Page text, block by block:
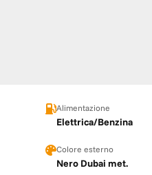
Alimentazione
Elettrica/Benzina
Colore esterno
Nero Dubai met.